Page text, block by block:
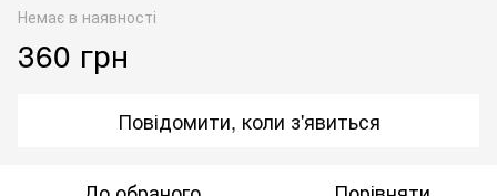
Немає в наявності
360 грн
Повідомити, коли з'явиться